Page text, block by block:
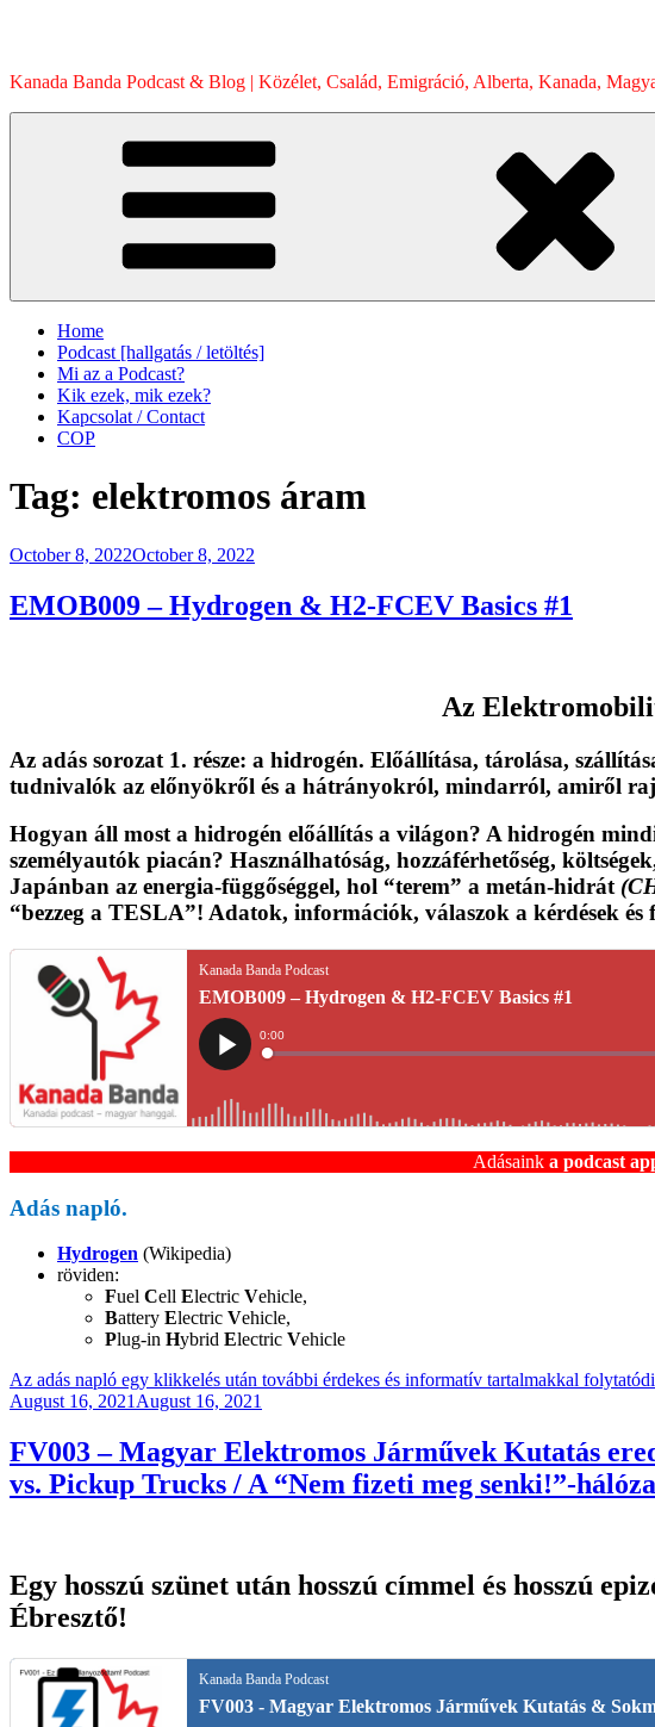
Kanada Banda Podcast & Blog | Közélet, Család, Emigráció, Alberta, Kanada,
Home
Podcast [hallgatás / letöltés]
Mi az a Podcast?
Kik ezek, mik ezek?
Kapcsolat / Contact
COP
Tag: elektromos áram
Posted
October 8, 2022October 8, 2022
EMOB009 – Hydrogen & H2-FCEV Basics #1
Az
Az adás sorozat 1. része: a hidrogén. Előállítása, tárolása,
tudnivalók az előnyökről és a hátrányokról, mindarról, amiről
Hogyan áll most a hidrogén előállítás a világon? A hidrogén
személyautók piacán? Használhatóság, hozzáférhetőség,
Japánban az energia-függőséggel, hol “terem” a metán-hidrát
“bezzeg a TESLA”! Adatok, információk, válaszok a kérdések és
Adásaink a podcast
Adás napló.
Hydrogen (Wikipedia)
röviden:
Fuel Cell Electric Vehicle,
Battery Electric Vehicle,
Plug-in Hybrid Electric Vehicle
Az adás napló egy klikkelés után további érdekes és informatív tartalmakkal
Posted
August 16, 2021 August 16, 2021
FV003 – Magyar Elektromos Járművek Kutatás
vs. Pickup Trucks / A “Nem fizeti meg senki!”-
Egy hosszú szünet után hosszú címmel és hosszú
Ébresztő!